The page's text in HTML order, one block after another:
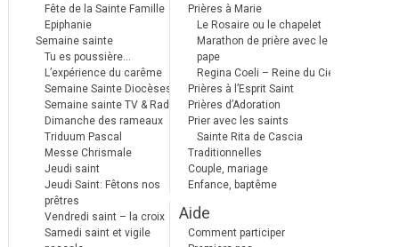
Fête de la Sainte Famille
Epiphanie
Semaine sainte
Tu es poussière…
L’expérience du carême
Semaine Sainte Diocèses
Semaine sainte TV & Radio
Dimanche des rameaux
Triduum Pascal
Messe Chrismale
Jeudi saint
Jeudi Saint: Fêtons nos
prêtres
Vendredi saint – la croix
Samedi saint et vigile
Prières à Marie
Le Rosaire ou le chapelet
Marathon de prière avec le
pape
Regina Coeli – Reine du Ciel
Prières à l’Esprit Saint
Prières d’Adoration
Prier avec les saints
Sainte Rita de Cascia
Traditionnelles
Couple, mariage
Enfance, baptême
Aide
Comment participer